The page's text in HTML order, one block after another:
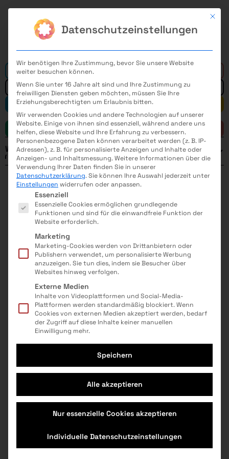
Veranstaltungen
MINT-Berufe
Für Anbieter
Das Projekt
Jetzt fördern
Alle
Mathematik Informatik
Naturwissenschaft Technik
Weitere Filter
ELEKTROMASCHINENBAU
MEDIZINTECHNIK
FERTIGUNGSTECHNIK
VERFAHRENSTECHNIK
Nach oben
Presse
Kontakt
Impressum & AGBDatenschutz
Cookie Einstellungen
Auf den Geschmack gekommen? Mehr
hier:
Instagram Facebook Newsletter
Mit
Datenschutzeinstellungen
Wir benötigen Ihre Zustimmung, bevor Sie unsere Website
weiter besuchen können.
Wenn Sie unter 16 Jahre alt sind und Ihre Zustimmung zu
freiwilligen Diensten geben möchten, müssen Sie Ihre
Erziehungsberechtigten um Erlaubnis bitten.
Wir verwenden Cookies und andere Technologien auf unserer
Website. Einige von ihnen sind essenziell, während andere uns
helfen, diese Website und Ihre Erfahrung zu verbessern.
Personenbezogene Daten können verarbeitet werden (z. B. IP-
Adressen), z. B. für personalisierte Anzeigen und Inhalte oder
Anzeigen- und Inhaltsmessung.Weitere Informationen über die
Verwendung Ihrer Daten finden Sie in unserer
Datenschutzerklärung.Sie können Ihre Auswahl jederzeit unter
Einstellungen widerrufen oder anpassen.
Es folgt eine Liste der Service-Gruppen, für die eine
Essenziell
Essenzielle Cookies ermöglichen grundlegende
Funktionen und sind für die einwandfreie Funktion der
Website erforderlich.
Marketing
Marketing-Cookies werden von Drittanbietern oder
Publishern verwendet, um personalisierte Werbung
anzuzeigen. Sie tun dies, indem sie Besucher über
Websites hinweg verfolgen.
Externe Medien
Inhalte von Videoplattformen und Social-Media-
Plattformen werden standardmäßig blockiert. Wenn
Cookies von externen Medien akzeptiert werden, bedarf
der Zugriff auf diese Inhalte keiner manuellen
Einwilligung mehr.
Speichern
Alle akzeptieren
Nur essenzielle Cookies akzeptieren
Individuelle Datenschutzeinstellungen